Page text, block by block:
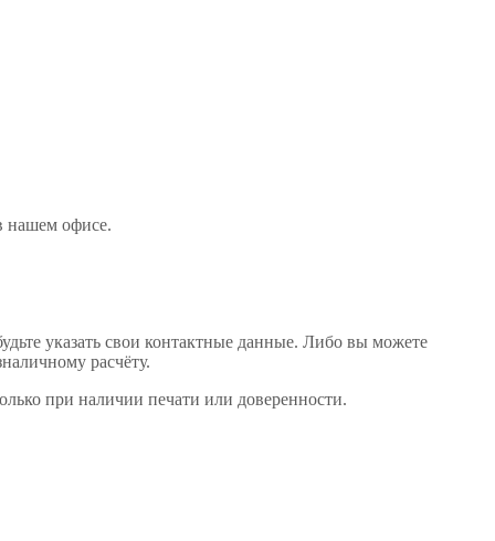
нашем офисе.
указать свои контактные данные. Либо вы можете
расчёту.
при наличии печати или доверенности.